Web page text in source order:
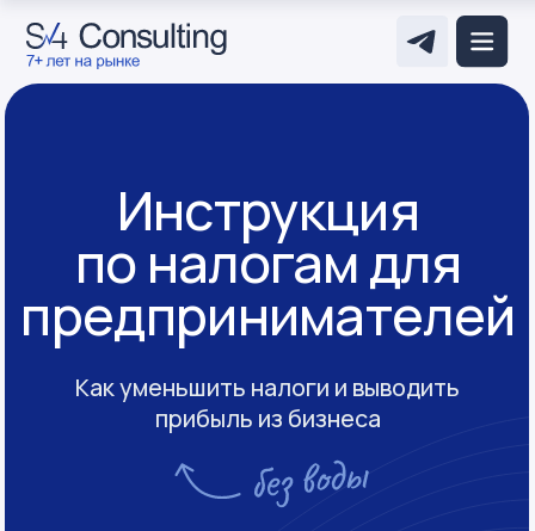
по налогам для
предпринимателей
Как уменьшить налоги и выводить
Скачать файл